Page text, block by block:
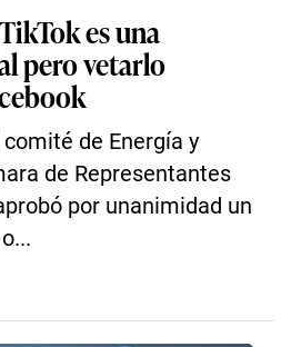
es una
pero vetarlo
de Energía y
de Representantes
por unanimidad un